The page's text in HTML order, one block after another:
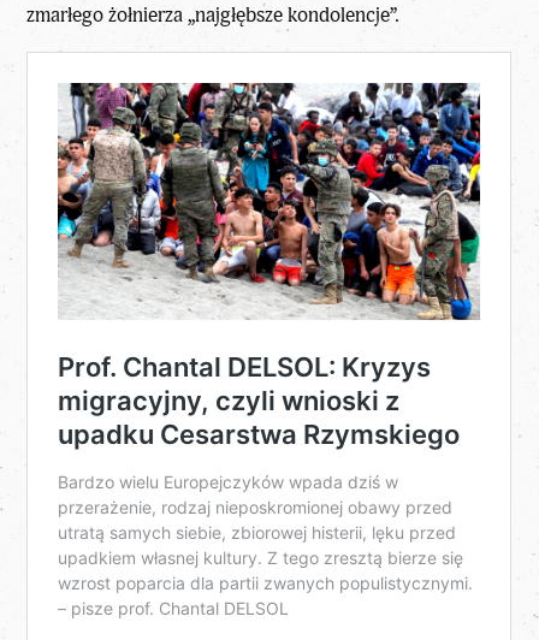
zmarłego żołnierza „najgłębsze kondolencje”.